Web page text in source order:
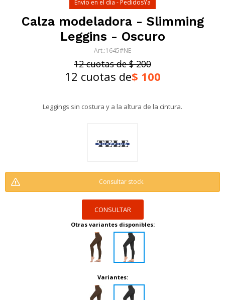
Envío en el día - PedidosYa
Calza modeladora - Slimming
Leggins - Oscuro
1645#NE
12 cuotas de $ 200
12 cuotas de$ 100
Leggings sin costura y a la altura de la cintura.
Consultar stock.
CONSULTAR
Otras variantes disponibles:
Variantes: